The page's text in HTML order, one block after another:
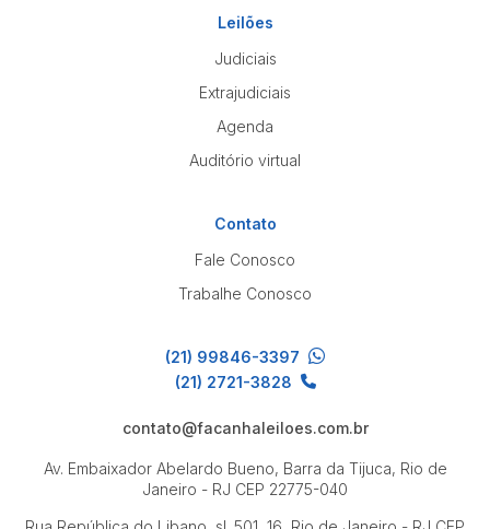
Leilões
Judiciais
Extrajudiciais
Agenda
Auditório virtual
Contato
Fale Conosco
Trabalhe Conosco
(21) 99846-3397
(21) 2721-3828
contato@facanhaleiloes.com.br
Av. Embaixador Abelardo Bueno, Barra da Tijuca, Rio de
Janeiro - RJ CEP 22775-040